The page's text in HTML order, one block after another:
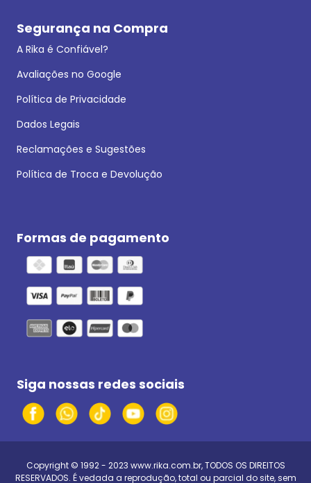
Segurança na Compra
A Rika é Confiável?
Avaliações no Google
Política de Privacidade
Dados Legais
Reclamações e Sugestões
Política de Troca e Devolução
Formas de pagamento
Siga nossas redes sociais
Copyright © 1992 - 2023 www.rika.com.br, TODOS OS DIREITOS
RESERVADOS. É vedada a reprodução, total ou parcial do site, sem